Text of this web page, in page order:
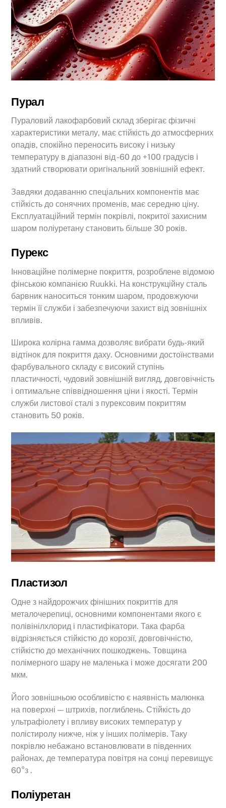
Пурал
Пураловий лакофарбовий склад зберігає фізичні
характеристики металу, має стійкість до атмосферних
опадів, спокійно переносить високу і низьку
температуру в діапазоні від -60 до +100 градусів і
здатний створювати оригінальний зовнішній ефект.
Завдяки додаванню спеціальних компонентів має
стійкість до сонячних променів, має середню ціну.
Експлуатаційний термін покрівлі, покритої захисним
шаром поліуретану становить більше 30 років.
Пурекс
Інноваційне полімерне покриття, розроблене відомою
фінською компанією Ruukki. На конструкційну сталь
барвник наноситься тонким шаром, продовжуючи
термін її служби і забезпечуючи захист від зовнішніх
впливів.
Широка колірна гамма дозволяє вибрати будь-який
відтінок для покриття даху. Основними достоїнствами
фарбувального складу є високий ступінь
пластичності, чудовий зовнішній вигляд, довговічність
і оптимальне співвідношення ціни і якості. Термін
служби листової сталі з пурексовим покриттям
становить 50 років.
Пластизол
Одне з найдорожчих фінішних покриттів для
металочерепиці, основними компонентами якого є
полівінілхлорид і пластифікатори. Така фарба
відрізняється стійкістю до корозії, довговічністю,
стійкістю до механічних пошкоджень. Товщина
полімерного шару не маленька і може досягати 200
мкм.
Його зовнішньою особливістю є наявність малюнка
на поверхні — штрихів, поглиблень. Стійкість до
ультрафіолету і впливу високих температур у
полістиролу нижче, ніж у інших полімерів. Таку
покрівлю небажано встановлювати в південних
районах, де температура повітря на сонці перевищує
60°з .
Поліуретан